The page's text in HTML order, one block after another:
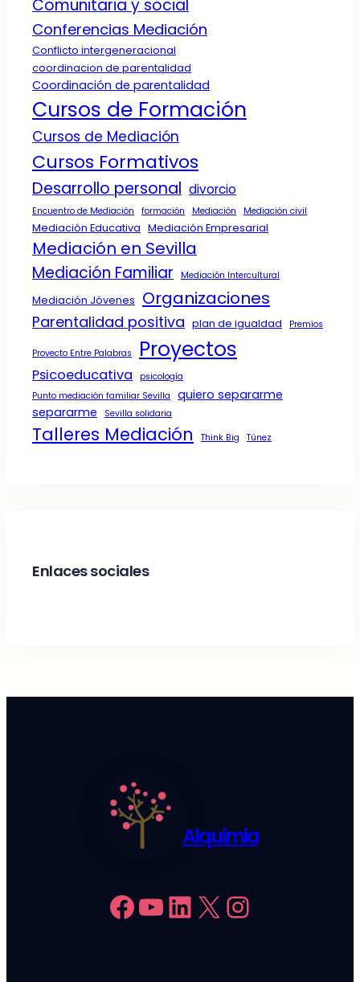
Comunitaria y social
Conferencias Mediación
Conflicto intergeneracional
coordinacion de parentalidad
Coordinación de parentalidad
Cursos de Formación
Cursos de Mediación
Cursos Formativos
Desarrollo personal divorcio
Encuentro de Mediación formación Mediación Mediación civil
Mediación Educativa Mediación Empresarial
Mediación en Sevilla
Mediación Familiar Mediación Intercultural
Mediación Jóvenes Organizaciones
Parentalidad positiva plan de igualdad Premios
Proyecto Entre Palabras Proyectos
Psicoeducativa
psicología
Punto mediación familiar Sevilla
quiero separarme
separarme
Sevilla solidaria
Talleres Mediación Think Big Túnez
Enlaces sociales
Alquimia
Facebook YouTube LinkedIn X Instagram